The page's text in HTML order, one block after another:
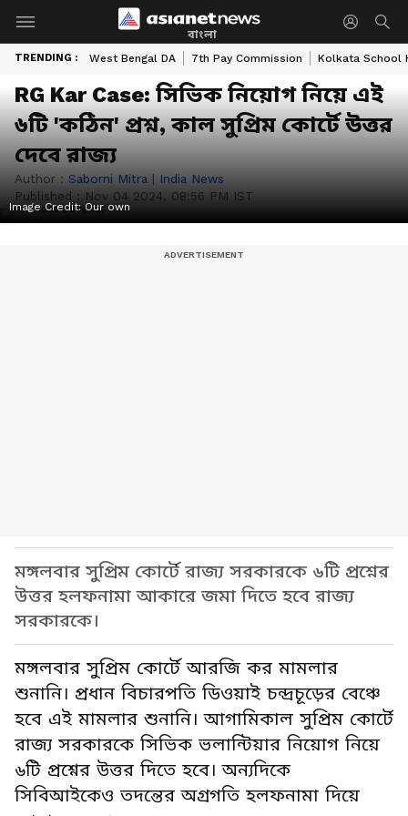
বাংলা
TRENDING : West Bengal DA 7th Pay Commission Kolkata School
RG Kar Case: সিভিক নিয়োগ নিয়ে এই
৬টি 'কঠিন' প্রশ্ন, কাল সুপ্রিম কোর্টে উত্তর
দেবে রাজ্য
Author : Saborni Mitra | India News
Published : Nov 04 2024, 08:56 PM IST
Image Credit:Our own
মঙ্গলবার সুপ্রিম কোর্টে রাজ্য সরকারকে ৬টি প্রশ্নের
উত্তর হলফনামা আকারে জমা দিতে হবে রাজ্য
সরকারকে।
মঙ্গলবার সুপ্রিম কোর্টে আরজি কর মামলার
শুনানি। প্রধান বিচারপতি ডিওয়াই চন্দ্রচূড়ের বেঞ্চে
হবে এই মামলার শুনানি। আগামিকাল সুপ্রিম কোর্টে
রাজ্য সরকারকে সিভিক ভলান্টিয়ার নিয়োগ নিয়ে
৬টি প্রশ্নের উত্তর দিতে হবে। অন্যদিকে
সিবিআইকেও তদন্তের অগ্রগতি হলফনামা দিয়ে